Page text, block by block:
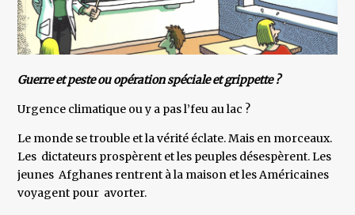
Guerre et peste ou opération spéciale et grippette ?
Urgence climatique ou y a pas l’feu au lac ?
Le monde se trouble et la vérité éclate. Mais en morceaux.
Les dictateurs prospèrent et les peuples désespèrent. Les
jeunes Afghanes rentrent à la maison et les Américaines
voyagent pour avorter.